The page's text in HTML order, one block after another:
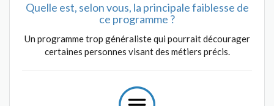
Quelle est, selon vous, la principale faiblesse de
ce programme ?
Un programme trop généraliste qui pourrait décourager
certaines personnes visant des métiers précis.